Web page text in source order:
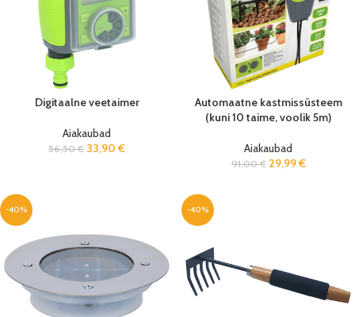
Digitaalne veetaimer
Aiakaubad
56,50€ 33,90 €
Automaatne kastmissüsteem
(kuni 10 taime, voolik 5m)
Aiakaubad
91,00€ 29,99€
-40% -40%